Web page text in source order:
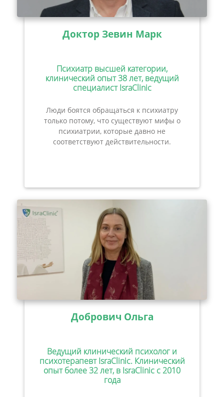
Доктор Зевин Марк
Психиатр высшей категории,
клинический опыт 38 лет, ведущий
специалист IsraClinic
Люди боятся обращаться к психиатру
только потому, что существуют мифы о
психиатрии, которые давно не
соответствуют действительности.
Добрович Ольга
Ведущий клинический психолог и
психотерапевт IsraClinic. Клинический
опыт более 32 лет, в IsraClinic с 2010
года